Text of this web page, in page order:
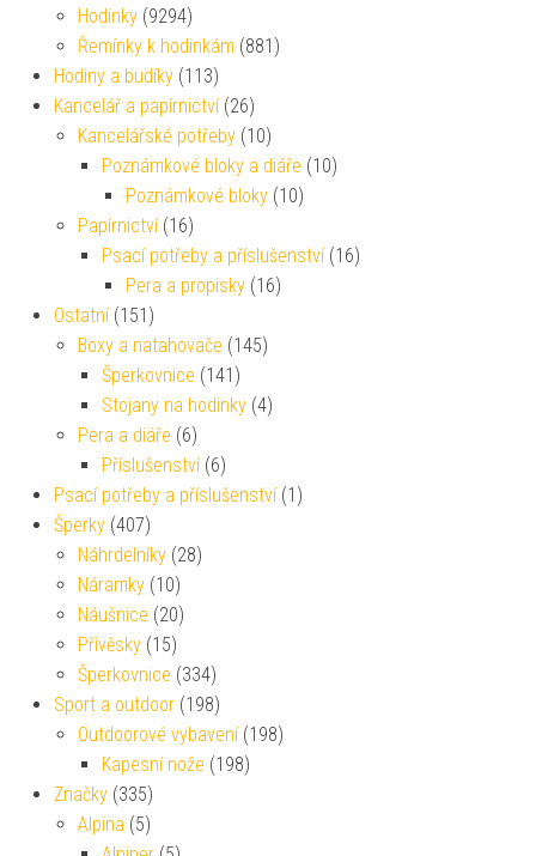
Hodinky (9294)
Řemínky k hodinkám (881)
Hodiny a budíky (113)
Kancelář a papírnictví (26)
Kancelářské potřeby (10)
Poznámkové bloky a diáře (10)
Poznámkové bloky (10)
Papírnictví (16)
Psací potřeby a příslušenství (16)
Pera a propisky (16)
Ostatní (151)
Boxy a natahovače (145)
Šperkovnice (141)
Stojany na hodinky (4)
Pera a diáře (6)
Příslušenství (6)
Psací potřeby a příslušenství (1)
Šperky (407)
Náhrdelníky (28)
Náramky (10)
Náušnice (20)
Přívěsky (15)
Šperkovnice (334)
Sport a outdoor (198)
Outdoorové vybavení (198)
Kapesní nože (198)
Značky (335)
Alpina (5)